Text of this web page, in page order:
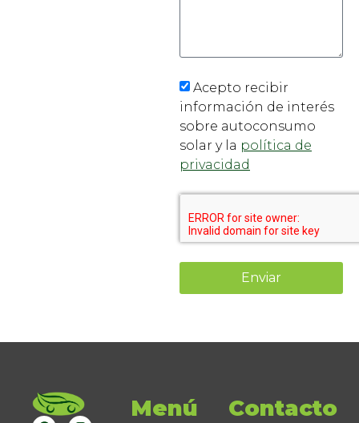
Acepto recibir
información de interés
sobre autoconsumo
solar y la política de
privacidad
Enviar
Menú Contacto